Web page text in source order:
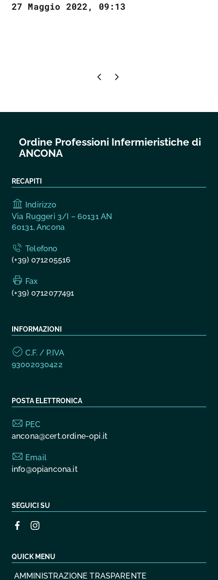
27 Maggio 2022, 09:13
Pagina precedente
Pagina successiva
Ordine Professioni Infermieristiche di
ANCONA
RECAPITI
Indirizzo
Via Ruggeri 3/I – 60131 AN
60131, Ancona
Telefono
(+39) 071205516
Fax
(+39) 0712077491
INFORMAZIONI
C.F. / P.IVA
93002030422
POSTA ELETTRONICA
PEC
ancona@cert.ordine-opi.it
Email
info@opiancona.it
SEGUICI SU
QUICK MENU
AMMINISTRAZIONE TRASPARENTE